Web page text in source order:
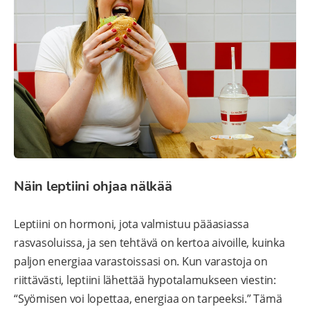
Näin leptiini ohjaa nälkää
Leptiini on hormoni, jota valmistuu pääasiassa
rasvasoluissa, ja sen tehtävä on kertoa aivoille, kuinka
paljon energiaa varastoissasi on. Kun varastoja on
riittävästi, leptiini lähettää hypotalamukseen viestin:
“Syömisen voi lopettaa, energiaa on tarpeeksi.” Tämä